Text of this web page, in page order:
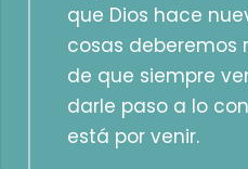
que Dios hace
cosas deberemos
de que siempre
darle paso a lo
está por venir.